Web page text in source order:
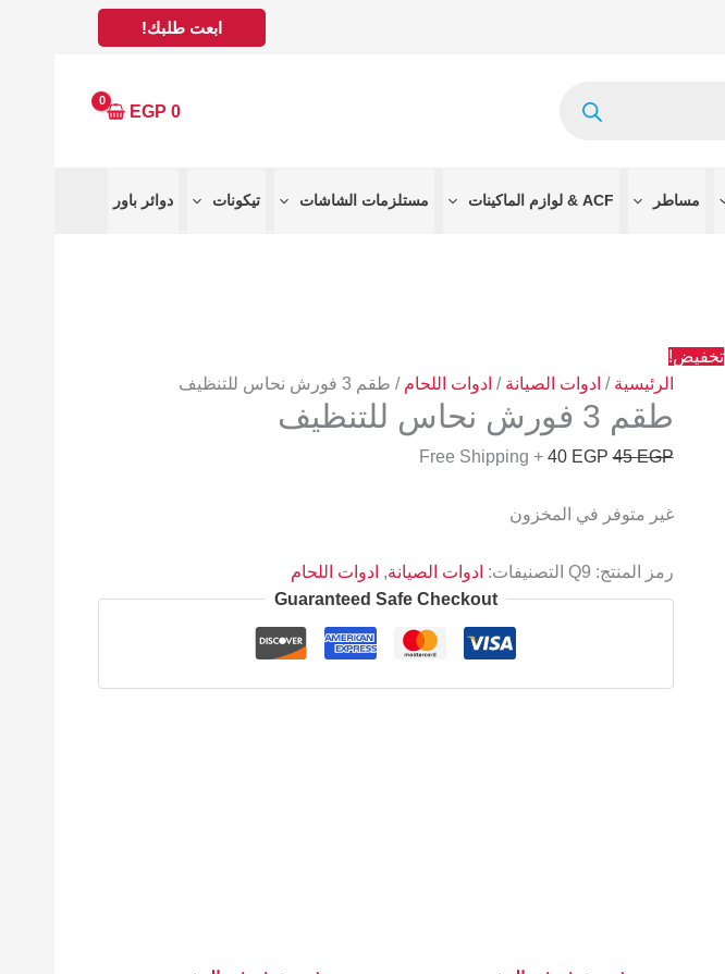
ابعت طلبك!
0
EGP
مساطر ACF & لوازم الماكينات مستلزمات الشاشات تيكونات دوائر باور
تخفيض!
الرئيسية / ادوات الصيانة / ادوات اللحام / طقم 3 فورش نحاس للتنظيف
طقم 3 فورش نحاس للتنظيف
45EGP
40 EGP
+ Free Shipping
غير متوفر في المخزون
رمز المنتج: Q9 التصنيفات: ادوات الصيانة, ادوات اللحام
Guaranteed Safe Checkout